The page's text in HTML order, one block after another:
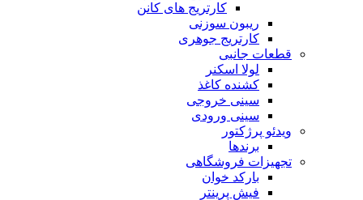
کارتریج های کانن
ریبون سوزنی
کارتریج جوهری
قطعات جانبی
لولا اسکنر
کشنده کاغذ
سینی خروجی
سینی ورودی
ویدئو پرژکتور
برندها
تجهیزات فروشگاهی
بارکد خوان
فیش پرینتر